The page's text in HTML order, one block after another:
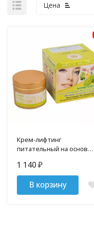
Цена
Крем-лифтинг
питательный на основе
1 140₽
В корзину